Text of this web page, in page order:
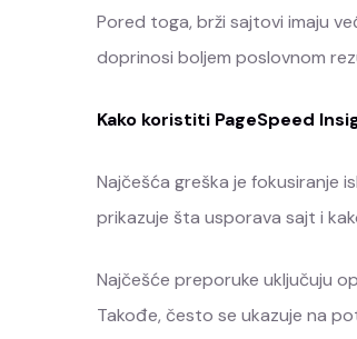
Pored toga, brži sajtovi imaju
doprinosi boljem poslovnom
Kako koristiti PageSpeed
Najčešća greška je fokusiranje
prikazuje šta usporava sajt i
Najčešće preporuke uključuju
Takođe, često se ukazuje na